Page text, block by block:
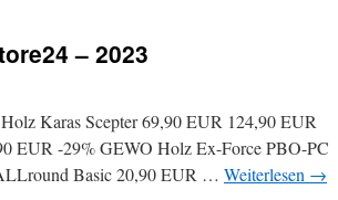
– 2023
Karas Scepter 69,90 EUR 124,90 EUR
EUR -29% GEWO Holz Ex-Force PBO-PC
Basic 20,90 EUR … Weiterlesen →